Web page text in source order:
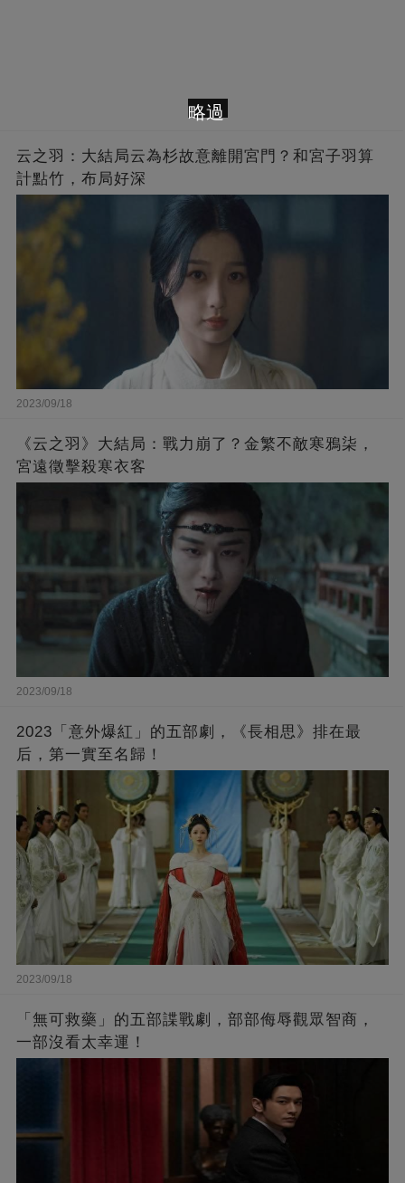
云之羽：大結局云為杉故意離開宮門？和宮子羽算
計點竹，布局好深
2023/09/18
《云之羽》大結局：戰力崩了？金繁不敵寒鴉柒，
宮遠徵擊殺寒衣客
2023/09/18
2023「意外爆紅」的五部劇，《長相思》排在最
后，第一實至名歸！
2023/09/18
「無可救藥」的五部諜戰劇，部部侮辱觀眾智商，
一部沒看太幸運！
略過